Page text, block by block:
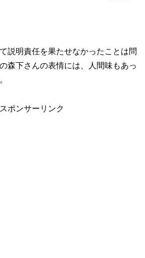
説明責任を果たせなかったことは問
森下さんの表情には、人間味もあっ
スポンサーリンク